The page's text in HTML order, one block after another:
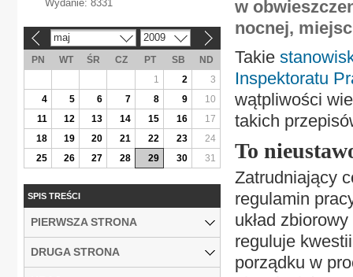
w
nocnej,
Takie
Inspektoratu
wątpliwości
takich
To
Zatrudniający
regulamin
układ
reguluje
porządku w
Wydanie: 8331
maj 2009
PN WT ŚR CZ PT SB
ND
1
2
3
4
5 6 7 8 9
10
11
12 13 14 15 16
17
18
19 20 21 22 23
24
25
26 27 28 29 30 31
SPIS TREŚCI
PIERWSZA STRONA
DRUGA STRONA